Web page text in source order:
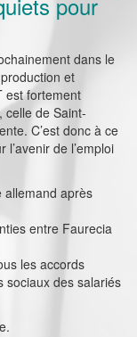
dans le
et
est fortement
celle de Saint-
C’est donc à ce
l’avenir de l’emploi
allemand après
entre Faurecia
les accords
sociaux des salariés